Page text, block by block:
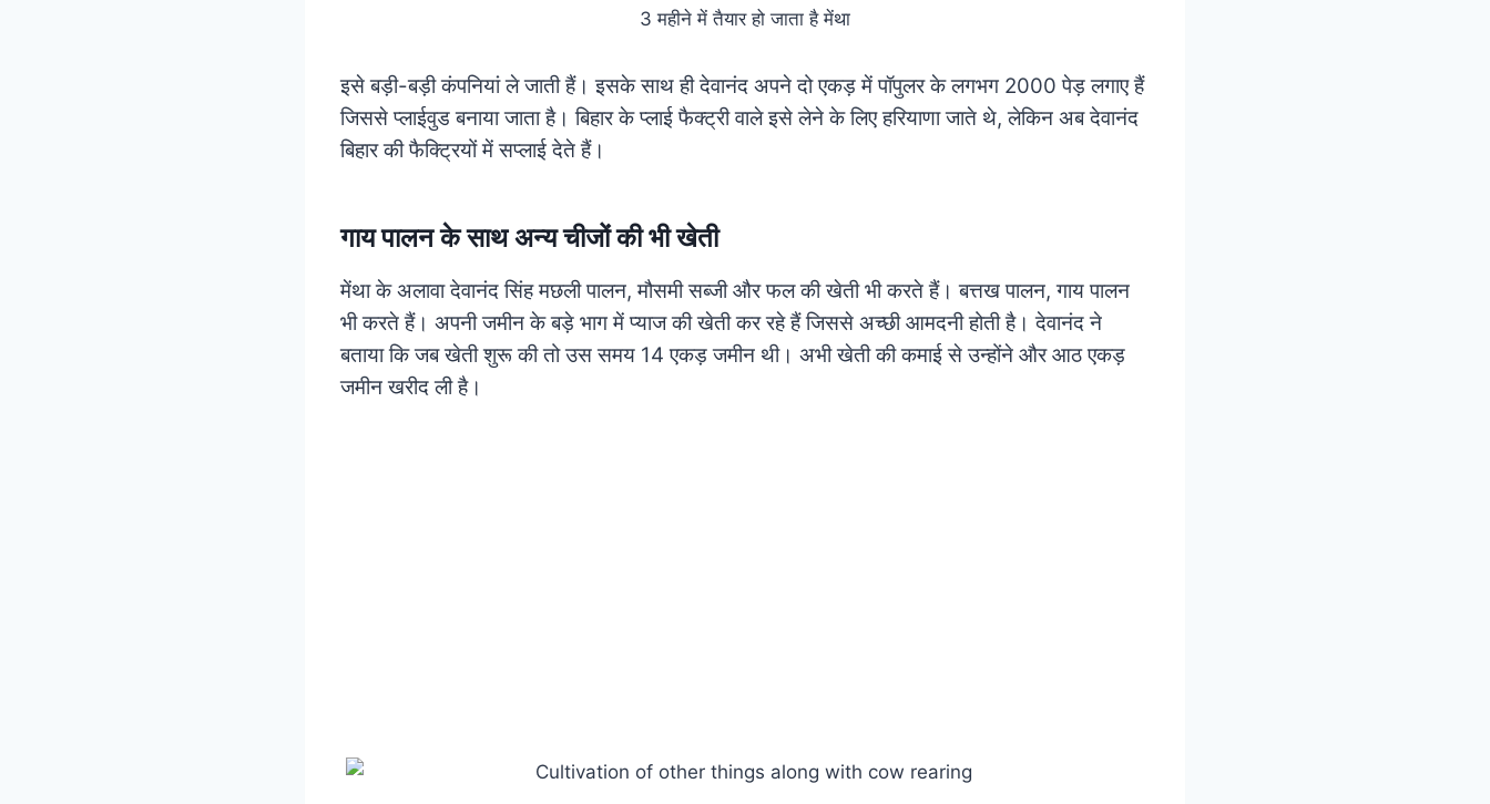
3 महीने में तैयार हो जाता है मेंथा
इसे बड़ी-बड़ी कंपनियां ले जाती हैं। इसके साथ ही देवानंद अपने दो एकड़ में पॉपुलर के लगभग 2000 पेड़ लगाए हैं
जिससे प्लाईवुड बनाया जाता है। बिहार के प्लाई फैक्ट्री वाले इसे लेने के लिए हरियाणा जाते थे, लेकिन अब देवानंद
बिहार की फैक्ट्रियों में सप्लाई देते हैं।
गाय पालन के साथ अन्य चीजों की भी खेती
मेंथा के अलावा देवानंद सिंह मछली पालन, मौसमी सब्जी और फल की खेती भी करते हैं। बत्तख पालन, गाय पालन
भी करते हैं। अपनी जमीन के बड़े भाग में प्याज की खेती कर रहे हैं जिससे अच्छी आमदनी होती है। देवानंद ने
बताया कि जब खेती शुरू की तो उस समय 14 एकड़ जमीन थी। अभी खेती की कमाई से उन्होंने और आठ एकड़
जमीन खरीद ली है।